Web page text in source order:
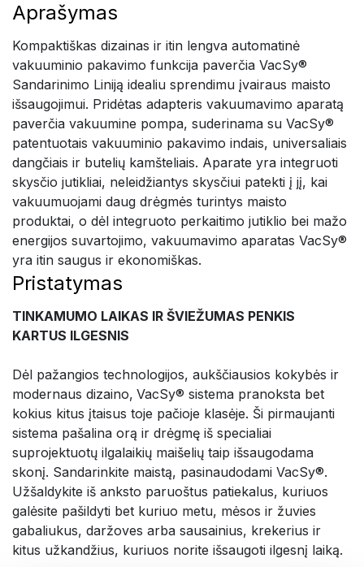
Aprašymas
Kompaktiškas dizainas ir itin lengva automatinė
vakuuminio pakavimo funkcija paverčia VacSy®
Sandarinimo Liniją idealiu sprendimu įvairaus maisto
išsaugojimui. Pridėtas adapteris vakuumavimo aparatą
paverčia vakuumine pompa, suderinama su VacSy®
patentuotais vakuuminio pakavimo indais, universaliais
dangčiais ir butelių kamšteliais. Aparate yra integruoti
skysčio jutikliai, neleidžiantys skysčiui patekti į jį, kai
vakuumuojami daug drėgmės turintys maisto
produktai, o dėl integruoto perkaitimo jutiklio bei mažo
energijos suvartojimo, vakuumavimo aparatas VacSy®
yra itin saugus ir ekonomiškas.
Pristatymas
TINKAMUMO LAIKAS IR ŠVIEŽUMAS PENKIS
KARTUS ILGESNIS
Dėl pažangios technologijos, aukščiausios kokybės ir
modernaus dizaino, VacSy® sistema pranoksta bet
kokius kitus įtaisus toje pačioje klasėje. Ši pirmaujanti
sistema pašalina orą ir drėgmę iš specialiai
suprojektuotų ilgalaikių maišelių taip išsaugodama
skonį. Sandarinkite maistą, pasinaudodami VacSy®.
Užšaldykite iš anksto paruoštus patiekalus, kuriuos
galėsite pašildyti bet kuriuo metu, mėsos ir žuvies
gabaliukus, daržoves arba sausainius, krekerius ir
kitus užkandžius, kuriuos norite išsaugoti ilgesnį laiką.